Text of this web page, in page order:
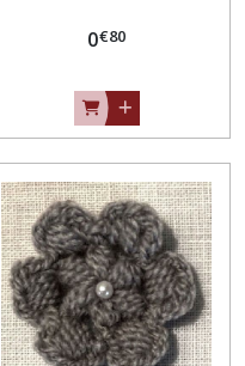
ou à coller, vendu à l'unité -
0€80